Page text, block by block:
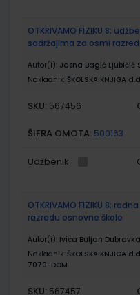
OTKRIVAMO FIZIKU 8;
sadržajima za osmi
Autor(i): Jasna Bagić Ljubičić
Nakladnik: ŠKOLSKA KNJIGA
SKU: 567456
ŠIFRA OMOTA: 500163
Udžbenik
OTKRIVAMO FIZIKU 8;
razredu osnovne škole
Autor(i): Ivica Buljan
Nakladnik: ŠKOLSKA KNJIGA
7070-DOM
SKU: 567457